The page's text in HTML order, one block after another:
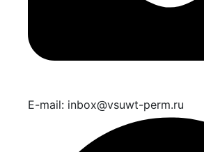
E-mail: inbox@vsuwt-perm.ru